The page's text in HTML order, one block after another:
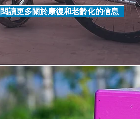
閱讀更多關於康復和老齡化的信息